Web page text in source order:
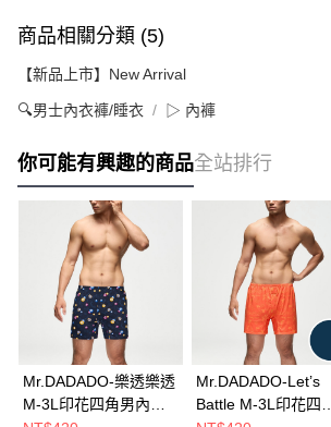
商品相關分類 (5)
【新品上市】New Arrival
🔍男士內衣褲/睡衣 ▷ 內褲
你可能有興趣的商品全站排行
Mr.DADADO-樂透樂透
M-3L印花四角男內褲-
Mr.DADADO-Let’s
Battle M-3L印花四角